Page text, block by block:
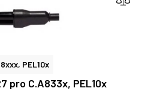
PEL10x
pro C.A833x, PEL10x